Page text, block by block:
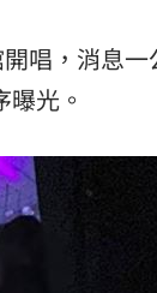
唱，消息
光。